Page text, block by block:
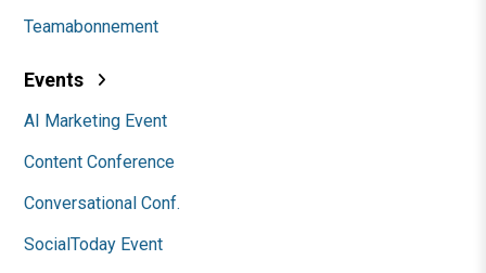
Teamabonnement
Events
AI Marketing Event
Content Conference
Conversational Conf.
SocialToday Event